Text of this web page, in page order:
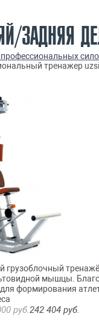
ЗАДНЯЯ
профессиональных
тренажер uzsi
грузоблочный
мышцы.
формирования
руб.242 404 руб.